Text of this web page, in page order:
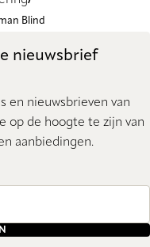
Blind
nieuwsbrief
en nieuwsbrieven van
op de hoogte te zijn van
aanbiedingen.